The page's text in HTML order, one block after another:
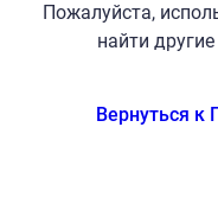
Пожалуйста,
найти
Вернуться к